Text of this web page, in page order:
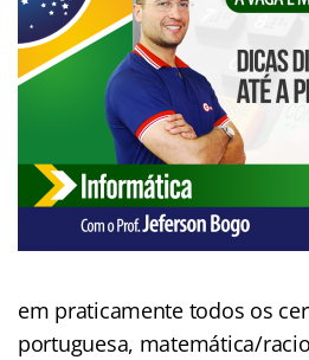
em praticamente todos os
portuguesa, matemática/